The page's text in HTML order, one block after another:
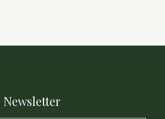
Newsletter